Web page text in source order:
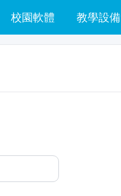
校園軟體 教學設備